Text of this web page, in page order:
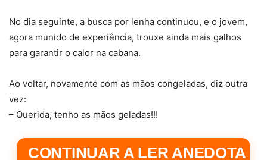
No dia seguinte, a busca por lenha continuou, e o jovem,
agora munido de experiência, trouxe ainda mais galhos
para garantir o calor na cabana.
Ao voltar, novamente com as mãos congeladas, diz outra
vez:
– Querida, tenho as mãos geladas!!!
CONTINUAR A LER ANEDOTA